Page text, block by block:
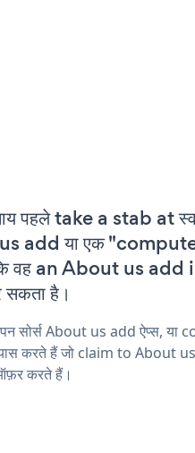
पहले take a stab at
add या एक
वह an About us
सकता है।
सोर्स About us add ऐप्स, या
करते हैं जो claim to About
करते हैं।